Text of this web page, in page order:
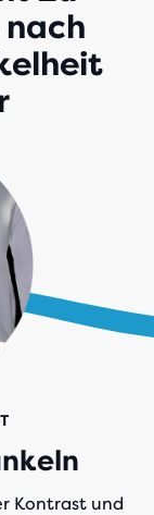
Kontrast und